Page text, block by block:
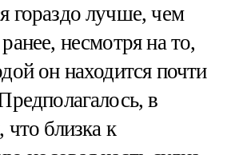
гораздо лучше, чем
несмотря на то,
он находится почти
в
что близка к